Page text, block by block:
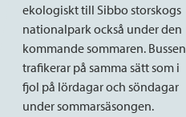
ekologiskt till Sibbo storskogs
nationalpark också under den
kommande sommaren. Bussen
trafikerar på samma sätt som i
fjol på lördagar och söndagar
under sommarsäsongen.